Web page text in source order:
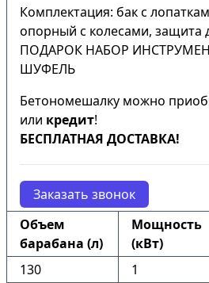
Комплектация: бак с
опорный с колесами, защита
ПОДАРОК НАБОР
ШУФЕЛЬ
Бетономешалку можно
или кредит!
БЕСПЛАТНАЯ ДОСТАВКА!
Заказать звонок
Объем
барабана (л)
Мощность
(кВт)
130 1